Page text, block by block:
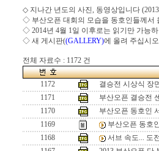
◇ 지나간 년도의 사진, 동영상입니다
◇ 부산오픈 대회의 모습을 동호인들께서
◇ 2014년 4월 1일 이후로는 읽기만 가능
◇ 새 게시판((GALLERY)에 올려 주십시오
전체 자료수 : 1172 건
1172
결승전 시상식 장
1171
부산오픈 결승전
1170
부산오픈 동호인
1169
부산오픈 동호
1168
서브 속도... 도